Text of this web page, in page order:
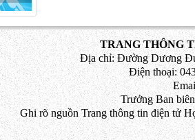
TRANG THÔNG
Địa chỉ: Đường Dương
Điện thoại:
Trưởng Ban
Ghi rõ nguồn Trang thông tin điện tử